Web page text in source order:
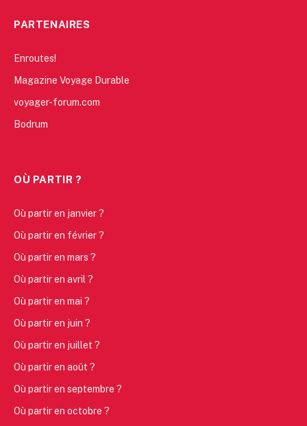
PARTENAIRES
Enroutes!
Magazine Voyage Durable
voyager-forum.com
Bodrum
OÙ PARTIR ?
Où partir en janvier ?
Où partir en février ?
Où partir en mars ?
Où partir en avril ?
Où partir en mai ?
Où partir en juin ?
Où partir en juillet ?
Où partir en août ?
Où partir en septembre ?
Où partir en octobre ?